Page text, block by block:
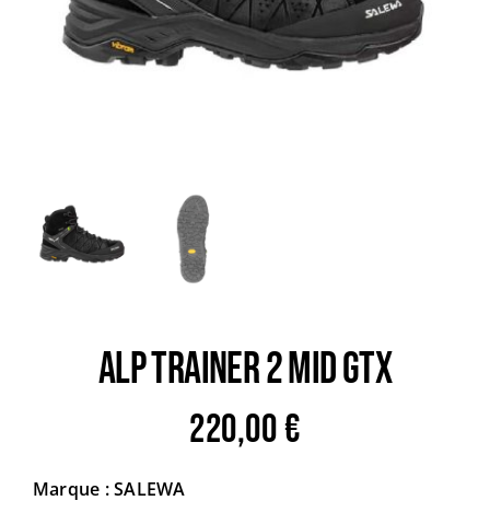
Bons Plans
ALP TRAINER 2 MID GTX
220,00€
Marque : SALEWA